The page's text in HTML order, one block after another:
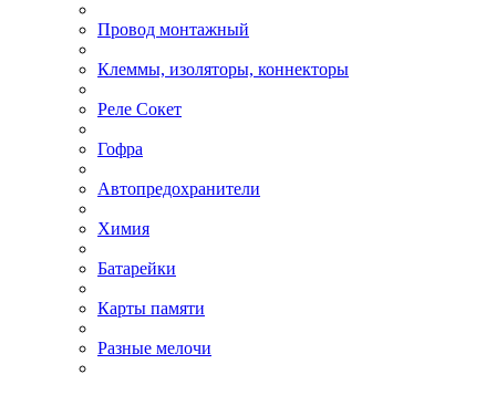
Провод монтажный
Клеммы, изоляторы, коннекторы
Реле Сокет
Гофра
Автопредохранители
Химия
Батарейки
Карты памяти
Разные мелочи